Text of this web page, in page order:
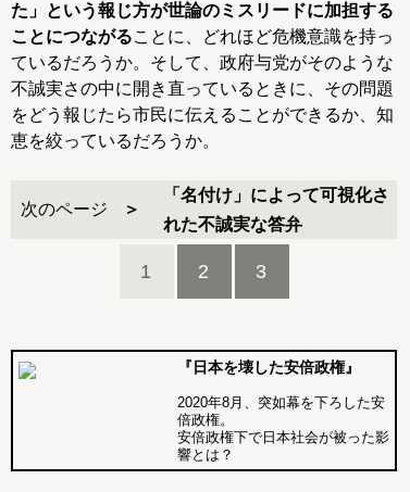
た」という報じ方が世論のミスリードに加担する
ことにつながることに、どれほど危機意識を持っ
ているだろうか。そして、政府与党がそのような
不誠実さの中に開き直っているときに、その問題
をどう報じたら市民に伝えることができるか、知
恵を絞っているだろうか。
次のページ
「名付け」によって可視化さ
れた不誠実な答弁
1 2 3
『日本を壊した安倍政権』
2020年8月、突如幕を下ろした安
倍政権。
安倍政権下で日本社会が被った影
響とは？